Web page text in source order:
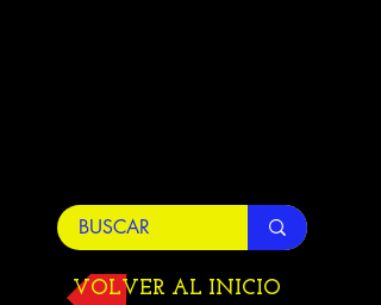
VOLVER AL INICIO